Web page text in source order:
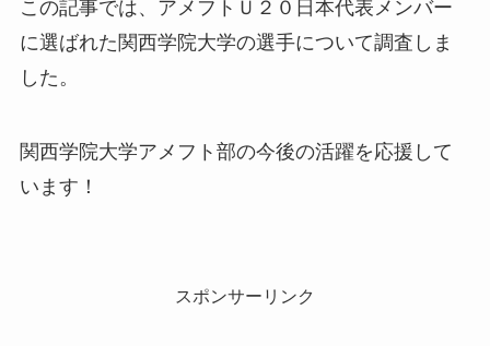
この記事では、アメフトＵ２０日本代表メンバー
に選ばれた関西学院大学の選手について調査しま
した。
関西学院大学アメフト部の今後の活躍を応援して
います！
スポンサーリンク